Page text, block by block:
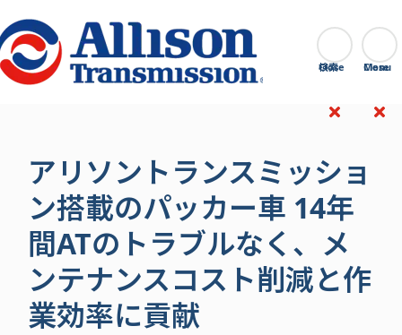
Go Home 検索
Close
アリソントランスミッショ
ン搭載のパッカー車 14年
間ATのトラブルなく、メ
ンテナンスコスト削減と作
業効率に貢献